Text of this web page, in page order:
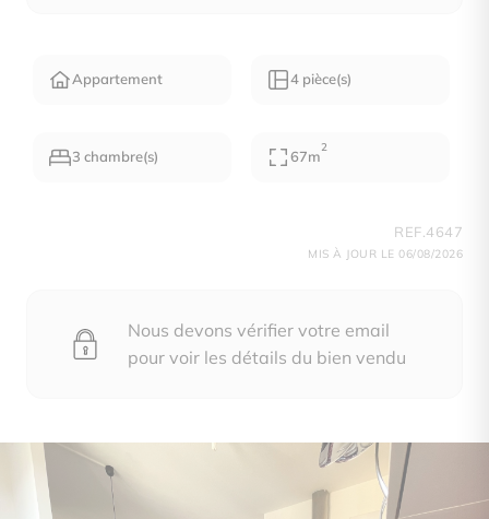
Appartement 4 pièce(s)
3 chambre(s) 67m
2
REF.4647
MIS À JOUR LE 06/08/2026
Nous devons vérifier votre email
pour voir les détails du bien vendu